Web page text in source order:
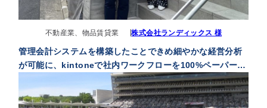
不動産業、物品賃貸業 株式会社ランディックス 様
管理会計システムを構築したことできめ細やかな経営分析
が可能に、kintoneで社内ワークフローを100%ペーパーレ